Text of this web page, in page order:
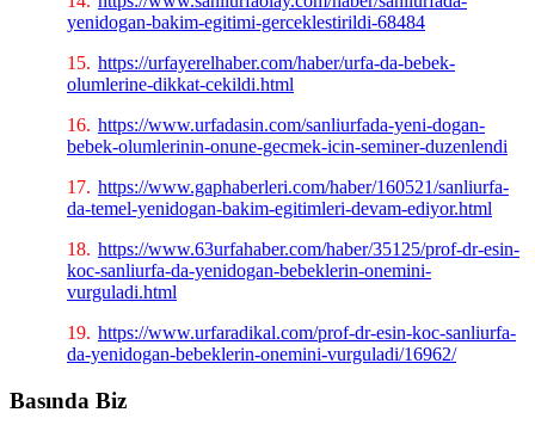
yenidogan-bakim-egitimi-gerceklestirildi-68484
15. https://urfayerelhaber.com/haber/urfa-da-bebek-
olumlerine-dikkat-cekildi.html
16. https://www.urfadasin.com/sanliurfada-yeni-dogan-
bebek-olumlerinin-onune-gecmek-icin-seminer-duzenlendi
17. https://www.gaphaberleri.com/haber/160521/sanliurfa-
da-temel-yenidogan-bakim-egitimleri-devam-ediyor.html
18. https://www.63urfahaber.com/haber/35125/prof-dr-esin-
koc-sanliurfa-da-yenidogan-bebeklerin-onemini-
vurguladi.html
19. https://www.urfaradikal.com/prof-dr-esin-koc-sanliurfa-
da-yenidogan-bebeklerin-onemini-vurguladi/16962/
Basında Biz